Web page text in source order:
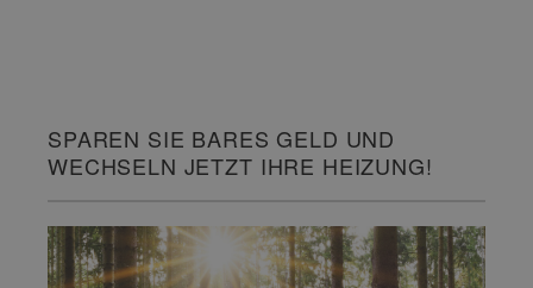
SPAREN SIE BARES GELD UND
WECHSELN JETZT IHRE HEIZUNG!